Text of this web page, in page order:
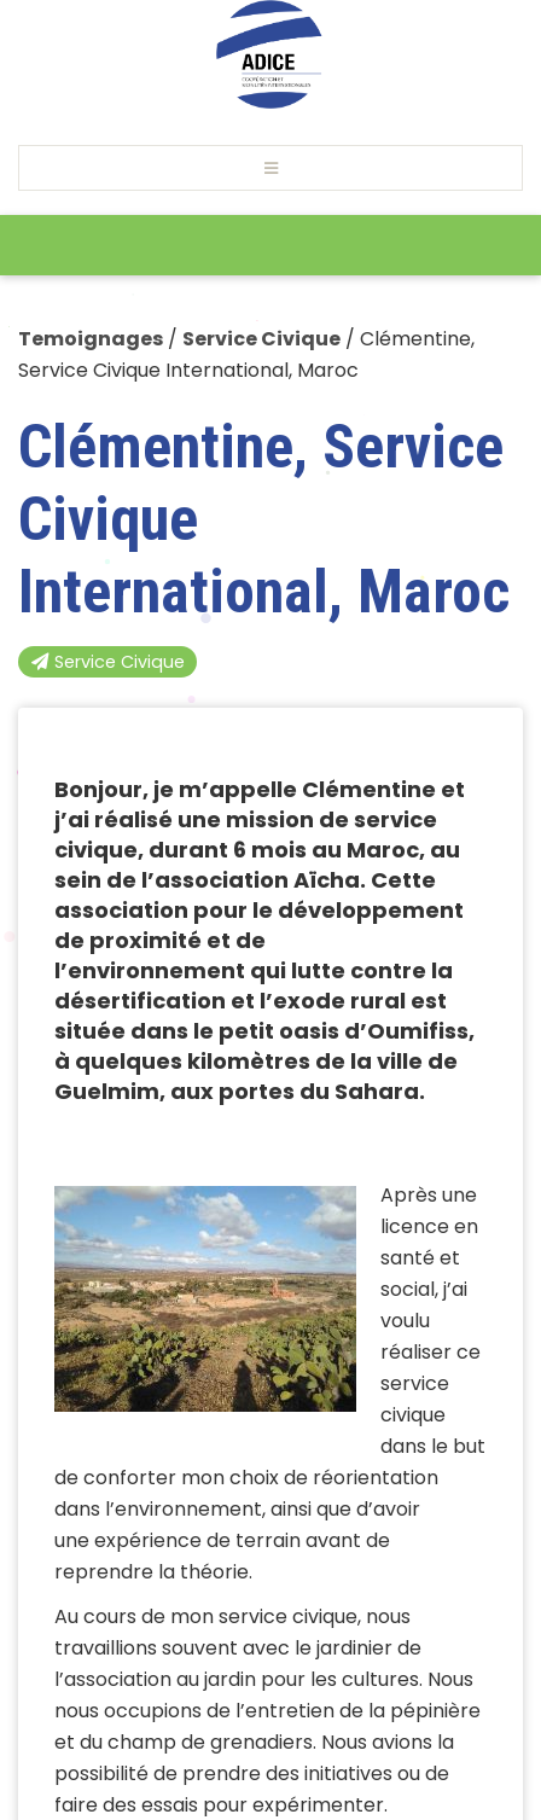
Temoignages / Service Civique / Clémentine,
Service Civique International, Maroc
Clémentine, Service
Civique
International, Maroc
Service Civique
Bonjour, je m’appelle Clémentine et
j’ai réalisé une mission de service
civique, durant 6 mois au Maroc, au
sein de l’association Aïcha. Cette
association pour le développement
de proximité et de
l’environnement qui lutte contre la
désertification et l’exode rural est
située dans le petit oasis d’Oumifiss,
à quelques kilomètres de la ville de
Guelmim, aux portes du Sahara.
Après une
licence en
santé et
social, j’ai
voulu
réaliser ce
service
civique
dans le but
de conforter mon choix de réorientation
dans l’environnement, ainsi que d’avoir
une expérience de terrain avant de
reprendre la théorie.
Au cours de mon service civique, nous
travaillions souvent avec le jardinier de
l’association au jardin pour les cultures. Nous
nous occupions de l’entretien de la pépinière
et du champ de grenadiers. Nous avions la
possibilité de prendre des initiatives ou de
faire des essais pour expérimenter.